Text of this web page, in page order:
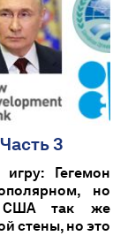
3
Гегемон
но
США так же
стены, но это